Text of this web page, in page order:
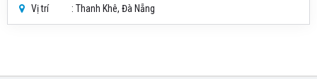
Vị trí : Thanh Khê, Đà Nẵng